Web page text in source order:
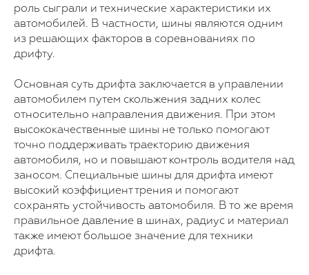
роль сыграли и технические характеристики их
автомобилей. В частности, шины являются одним
из решающих факторов в соревнованиях по
дрифту.
Основная суть дрифта заключается в управлении
автомобилем путем скольжения задних колес
относительно направления движения. При этом
высококачественные шины не только помогают
точно поддерживать траекторию движения
автомобиля, но и повышают контроль водителя над
заносом. Специальные шины для дрифта имеют
высокий коэффициент трения и помогают
сохранять устойчивость автомобиля. В то же время
правильное давление в шинах, радиус и материал
также имеют большое значение для техники
дрифта.